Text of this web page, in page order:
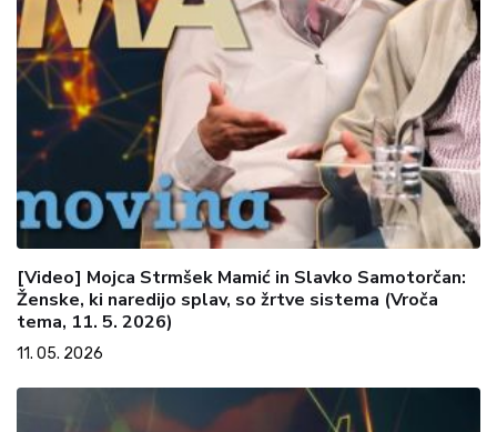
[Video] Mojca Strmšek Mamić in Slavko Samotorčan:
Ženske, ki naredijo splav, so žrtve sistema (Vroča
tema, 11. 5. 2026)
11. 05. 2026